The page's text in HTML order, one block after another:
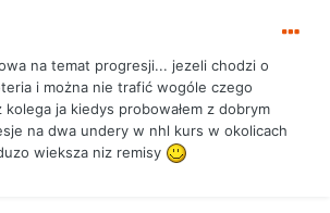
na temat progresji... jezeli chodzi o
i można nie trafić wogóle czego
kolega ja kiedys probowałem z dobrym
na dwa undery w nhl kurs w okolicach
wieksza niz remisy